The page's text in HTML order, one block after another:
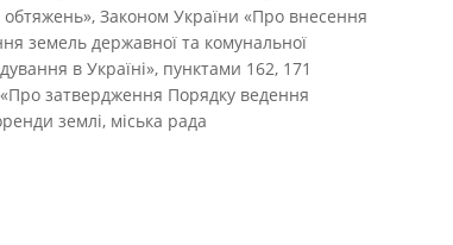
Законом України «Про внесення
земель державної та комунальної
в Україні», пунктами 162, 171
затвердження Порядку ведення
землі, міська рада